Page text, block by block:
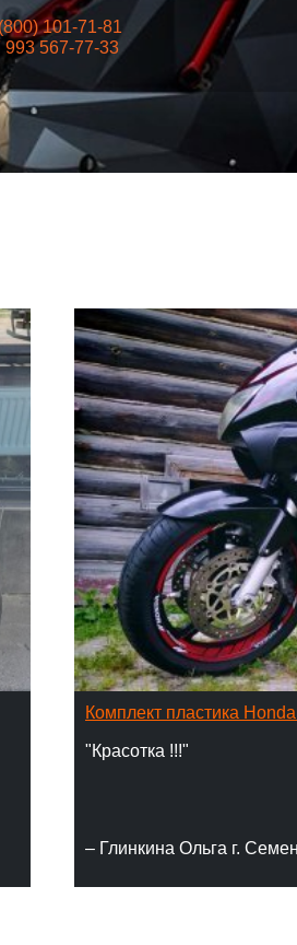
101-71-81
993 567-77-33
Комплект пластика
"Красотка !!!"
– Глинкина Ольга г.